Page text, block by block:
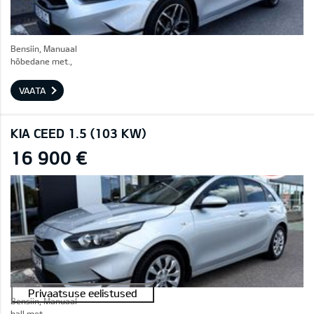
Bensiin, Manuaal
hõbedane met.,
VAATA
KIA CEED 1.5 (103 KW)
16 900 €
Bensiin, Manuaal